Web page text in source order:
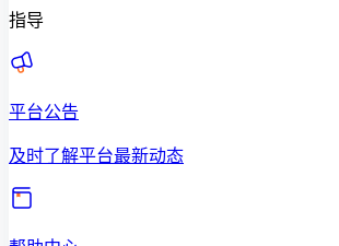
指导
平台公告
及时了解平台最新动态